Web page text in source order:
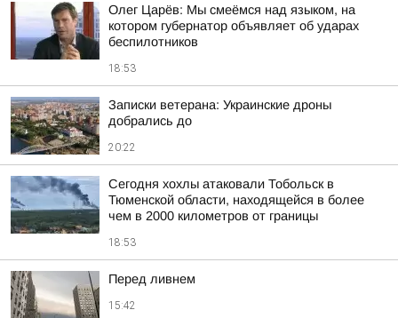
Олег Царёв: Мы смеёмся над языком, на
котором губернатор объявляет об ударах
беспилотников
18:53
Записки ветерана: Украинские дроны
добрались до
20:22
Сегодня хохлы атаковали Тобольск в
Тюменской области, находящейся в более
чем в 2000 километров от границы
18:53
Перед ливнем
15:42